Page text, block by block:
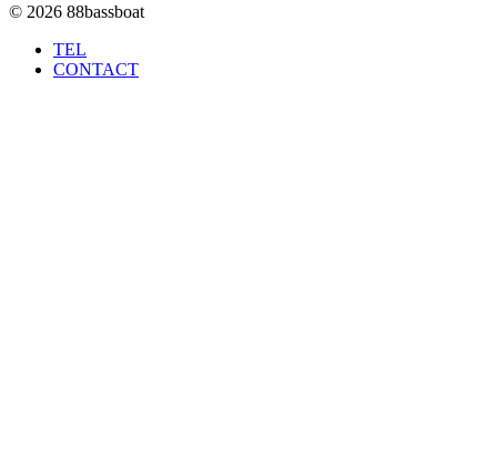
© 2026 88bassboat
TEL
CONTACT